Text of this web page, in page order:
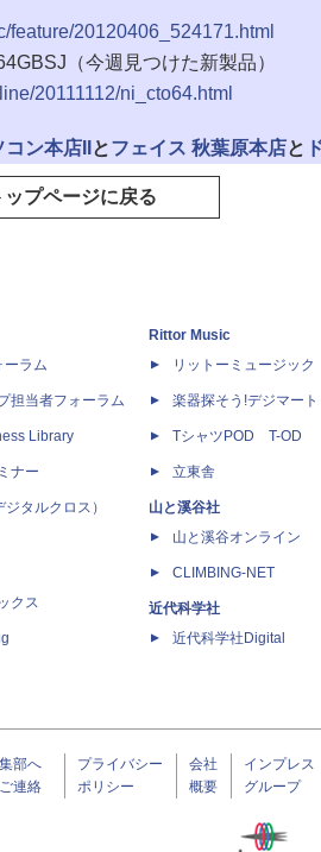
feature/20120406_524171.html
（今週見つけた新製品）
20111112/ni_cto64.html
ン本店II とフェイス 秋葉原本店と
ップページに戻る
ーラム
担当者フォーラム
Library
ナー
タルクロス）
クス
Rittor Music
リットーミュージック
楽器探そう!デジマート
TシャツPOD T-OD
立東舎
山と溪谷社
山と溪谷オンライン
CLIMBING-NET
近代科学社
近代科学社Digital
部へ
連絡
プライバシー
ポリシー
会社
概要
インプレス
グループ